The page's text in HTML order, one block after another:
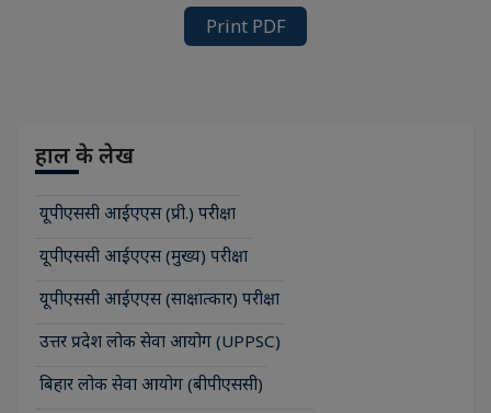
Print PDF
हाल के लेख
यूपीएससी आईएएस (प्री.) परीक्षा
यूपीएससी आईएएस (मुख्य) परीक्षा
यूपीएससी आईएएस (साक्षात्कार) परीक्षा
उत्तर प्रदेश लोक सेवा आयोग (UPPSC)
बिहार लोक सेवा आयोग (बीपीएससी)